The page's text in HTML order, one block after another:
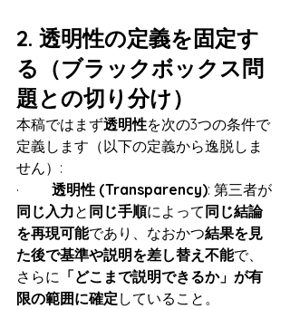
2. 透明性の定義を固定す
る（ブラックボックス問
題との切り分け）
本稿ではまず透明性を次の3つの条件で
定義します（以下の定義から逸脱しま
せん）:
· 透明性 (Transparency): 第三者が
同じ入力と 同じ手順によって 同じ結論
を再現可能であり、なおかつ結果を見
た後で基準や説明を差し替え不能で、
さらに 「どこまで説明できるか」が有
限の範囲に確定 していること。